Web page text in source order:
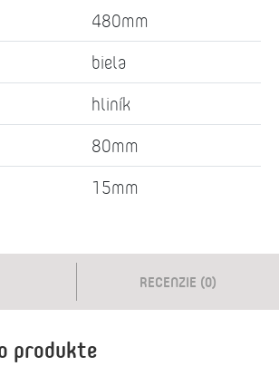
480mm
biela
hliník
80mm
15mm
RECENZIE (0)
produkte